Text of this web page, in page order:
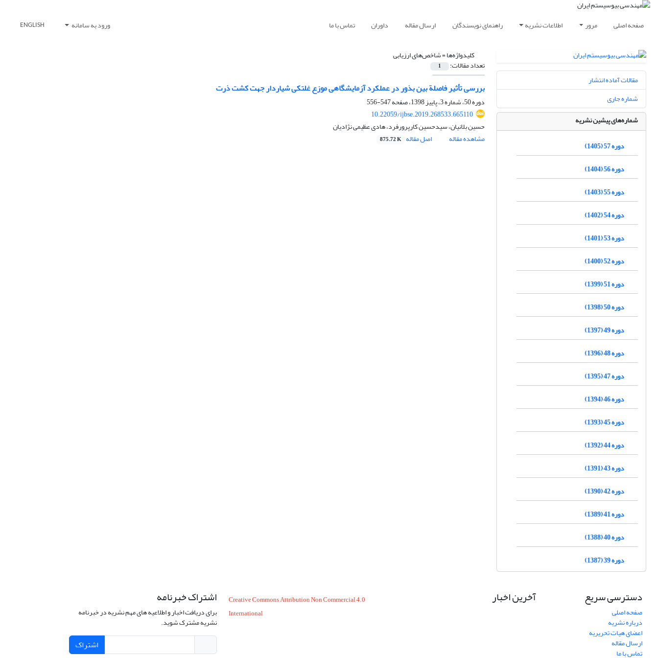
صفحه اصلی مرور اطلاعات نشریه راهنمای نویسندگان ارسال مقاله داوران تماس با ما ورود به سامانه ENGLISH
کلیدواژه‌ها =شاخص‌های ارزیابی
تعداد مقالات: 1
بررسی تأثیر فاصلة بین بذور در عملکرد آزمایشگاهی موزع غلتکی شیاردار جهت کشت ذرت
دوره 50، شماره 3، پاییز 1398، صفحه
547-556
10.22059/ijbse.2019.268533.665110
حسین بلانیان، سیدحسین کارپرورفرد، هادی عظیمی نژادیان
مشاهده مقاله
اصل مقاله 875.72 K
مقالات آماده انتشار
شماره جاری
شماره‌های پیشین نشریه
دوره 57 (1405)
دوره 56 (1404)
دوره 55 (1403)
دوره 54 (1402)
دوره 53 (1401)
دوره 52 (1400)
دوره 51 (1399)
دوره 50 (1398)
دوره 49 (1397)
دوره 48 (1396)
دوره 47 (1395)
دوره 46 (1394)
دوره 45 (1393)
دوره 44 (1392)
دوره 43 (1391)
دوره 42 (1390)
دوره 41 (1389)
دوره 40 (1388)
دوره 39 (1387)
دسترسی سریع
صفحه اصلی
درباره نشریه
اعضای هیات تحریریه
ارسال مقاله
تماس با ما
آخرین اخبار
Creative Commons Attribution Non Commercial 4.0
International
اشتراک خبرنامه
برای دریافت اخبار و اطلاعیه های مهم نشریه در خبرنامه
نشریه مشترک شوید.
اشتراک